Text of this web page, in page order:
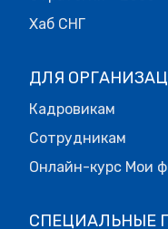
Хаб СНГ
ДЛЯ
Кадровикам
Сотрудникам
Онлайн-курс Мои
СПЕЦИАЛЬНЫЕ